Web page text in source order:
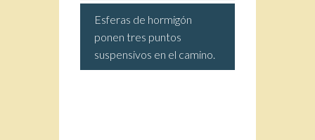
Esferas de hormigón
ponen tres puntos
suspensivos en el camino.